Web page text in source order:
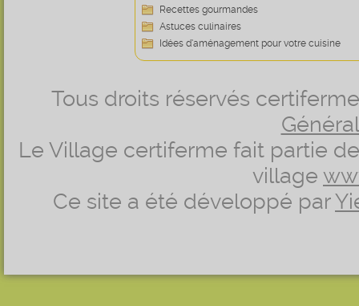
Recettes gourmandes
Astuces culinaires
Idées d’aménagement pour votre cuisine
Tous droits réservés
Le Village certiferme fait partie
village
Ce site a été développé par